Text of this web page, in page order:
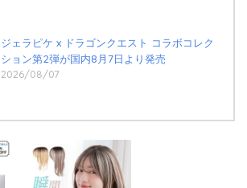
ジェラピケ x ドラゴンクエスト コラボコレク
ション第2弾が国内8月7日より発売
2026/08/07